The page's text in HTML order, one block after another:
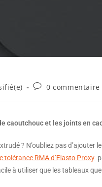
0 commentaire
caoutchouc et les joints en
? N’oubliez pas d’ajouter
tolérance RMA d’Elasto Proxy
à utiliser que les tableaux